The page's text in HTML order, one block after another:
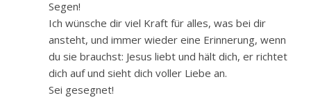
Segen!
Ich wünsche dir viel Kraft für alles, was bei dir
ansteht, und immer wieder eine Erinnerung, wenn
du sie brauchst: Jesus liebt und hält dich, er richtet
dich auf und sieht dich voller Liebe an.
Sei gesegnet!